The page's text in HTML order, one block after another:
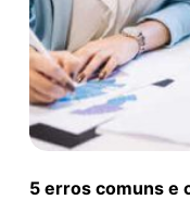
5 erros comuns e